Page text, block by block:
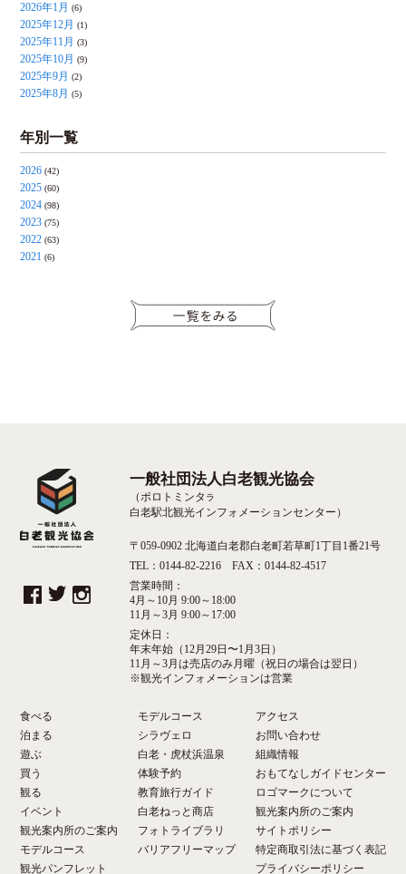
2026年1月 (6)
2025年12月 (1)
2025年11月 (3)
2025年10月 (9)
2025年9月 (2)
2025年8月 (5)
年別一覧
2026 (42)
2025 (60)
2024 (98)
2023 (75)
2022 (63)
2021 (6)
一般社団法人白老観光協会
（ポロトミンタ ラ
白老駅北観光インフォメーションセンター）
〒059-0902 北海道白老郡白老町若草町1丁目1番21号
TEL：0144-82-2216 FAX：0144-82-4517
営業時間：
4月～10月 9:00～18:00
11月～3月 9:00～17:00
定休日：
年末年始（12月29日〜1月3日）
11月～3月は売店のみ月曜（祝日の場合は翌日）
※観光インフォメーションは営業
食べる
泊まる
遊ぶ
買う
観る
イベント
観光案内所のご案内
モデルコース
観光パンフレット
モデルコース
シラヴェロ
白老・虎杖浜温泉
体験予約
教育旅行ガイド
白老ねっと商店
フォトライブラリ
バリアフリーマップ
アクセス
お問い合わせ
組織情報
おもてなしガイドセンター
ロゴマークについて
観光案内所のご案内
サイトポリシー
特定商取引法に基づく表記
プライバシーポリシー